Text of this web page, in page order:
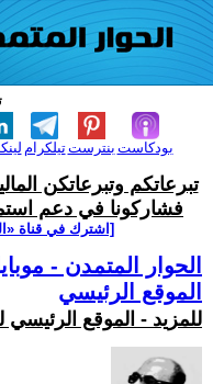
تيلكرامبنترست بودكاست
تبرعاتكم وتبرعاتكن
فشاركونا في دعم
[اشترك في قناة
الحوار المتمدن -
الموقع الرئيسي
للمزيد - الموقع الرئيسي